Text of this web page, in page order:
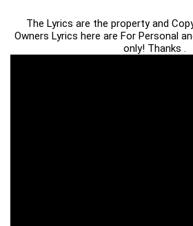
The Lyrics are the property and
Owners Lyrics here are For Personal
only! Thanks .